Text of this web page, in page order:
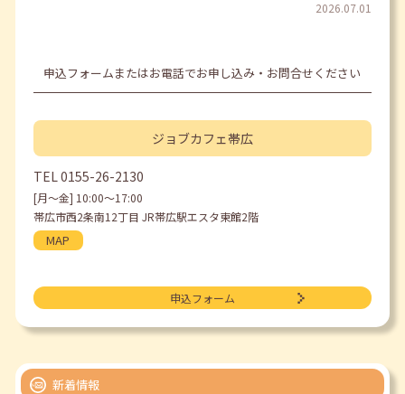
2026.07.01
申込フォームまたはお電話でお申し込み・お問合せください
ジョブカフェ帯広
TEL 0155-26-2130
[月〜金] 10:00〜17:00
帯広市西2条南12丁目 JR帯広駅エスタ東館2階
MAP
申込フォーム
新着情報